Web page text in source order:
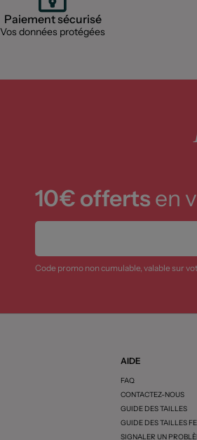
Paiement sécurisé
Vos données protégées
10€ offerts en
Code promo non cumulable, valable sur
AIDE
FAQ
CONTACTEZ-NOUS
GUIDE DES TAILLES
GUIDE DES TAILLES
SIGNALER UN